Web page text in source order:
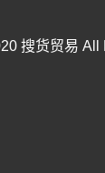
搜货贸易 All